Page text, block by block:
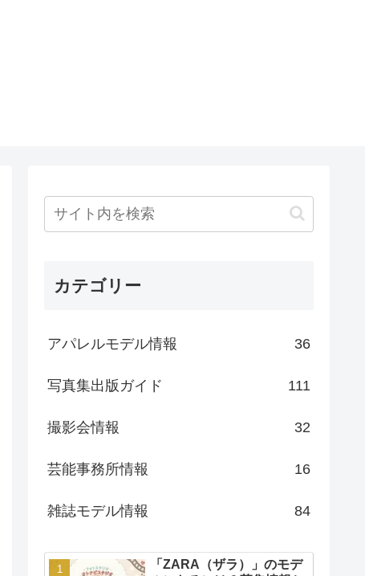
カテゴリー
アパレルモデル情報 36
写真集出版ガイド 111
撮影会情報 32
芸能事務所情報 16
雑誌モデル情報 84
「ZARA（ザラ）」のモデ